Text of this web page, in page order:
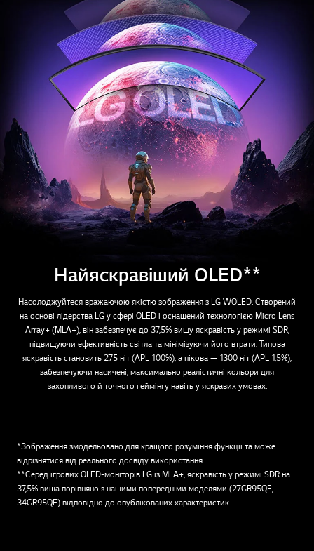
Найяскравіший OLED**
Насолоджуйтеся вражаючою якістю зображення з LG WOLED. Створений
на основі лідерства LG у сфері OLED і оснащений технологією Micro Lens
Array+ (MLA+), він забезпечує до 37,5% вищу яскравість у режимі SDR,
підвищуючи ефективність світла та мінімізуючи його втрати. Типова
яскравість становить 275 ніт (APL 100%), а пікова — 1300 ніт (APL 1,5%),
забезпечуючи насичені, максимально реалістичні кольори для
захопливого й точного геймінгу навіть у яскравих умовах.
*Зображення змодельовано для кращого розуміння функції та може
відрізнятися від реального досвіду використання.
**Серед ігрових OLED-моніторів LG із MLA+, яскравість у режимі SDR на
37,5% вища порівняно з нашими попередніми моделями (27GR95QE,
34GR95QE) відповідно до опублікованих характеристик.